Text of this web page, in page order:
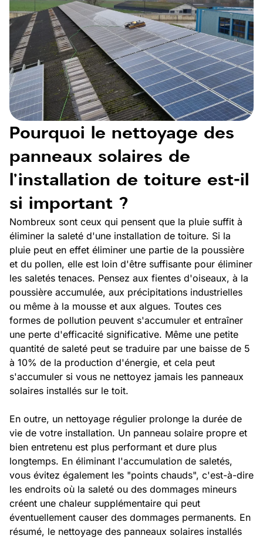
Pourquoi le nettoyage des
panneaux solaires de
l'installation de toiture est-il
si important ?
Nombreux sont ceux qui pensent que la pluie suffit à
éliminer la saleté d'une installation de toiture. Si la
pluie peut en effet éliminer une partie de la poussière
et du pollen, elle est loin d'être suffisante pour éliminer
les saletés tenaces. Pensez aux fientes d'oiseaux, à la
poussière accumulée, aux précipitations industrielles
ou même à la mousse et aux algues. Toutes ces
formes de pollution peuvent s'accumuler et entraîner
une perte d'efficacité significative. Même une petite
quantité de saleté peut se traduire par une baisse de 5
à 10% de la production d'énergie, et cela peut
s'accumuler si vous ne nettoyez jamais les panneaux
solaires installés sur le toit.
En outre, un nettoyage régulier prolonge la durée de
vie de votre installation. Un panneau solaire propre et
bien entretenu est plus performant et dure plus
longtemps. En éliminant l'accumulation de saletés,
vous évitez également les "points chauds", c'est-à-dire
les endroits où la saleté ou des dommages mineurs
créent une chaleur supplémentaire qui peut
éventuellement causer des dommages permanents. En
résumé, le nettoyage des panneaux solaires installés